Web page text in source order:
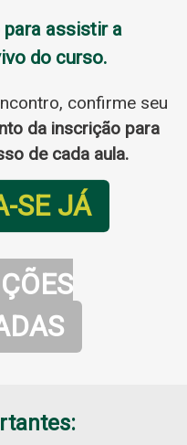
assistir a
do curso.
confirme seu
da inscrição para
de cada aula.
SE JÁ